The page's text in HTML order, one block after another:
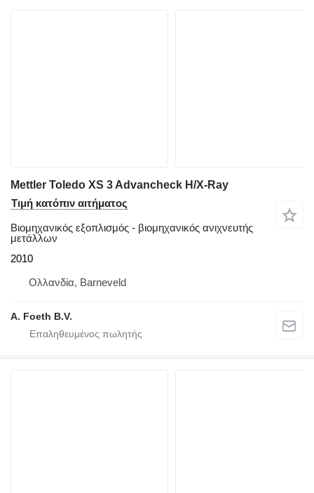
Mettler Toledo XS 3 Advancheck H/X-Ray
Τιμή κατόπιν αιτήματος
Βιομηχανικός εξοπλισμός - βιομηχανικός ανιχνευτής
μετάλλων
2010
Ολλανδία, Barneveld
A. Foeth B.V.